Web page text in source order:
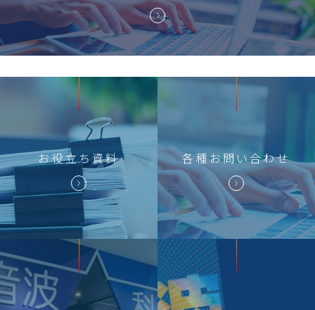
お役立ち 資料 各種お問い合わせ